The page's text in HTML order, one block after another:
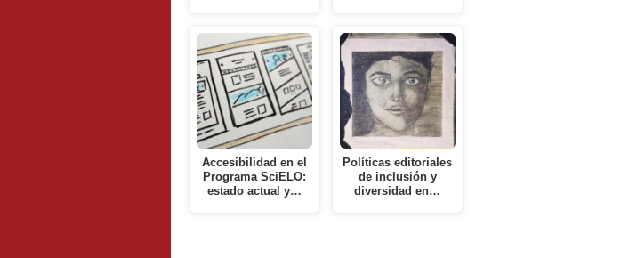
Accesibilidad en el
Programa SciELO:
estado actual y…
Políticas editoriales
de inclusión y
diversidad en…